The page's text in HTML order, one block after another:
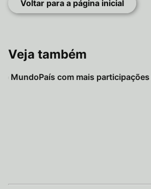
Voltar para a página inicial
Veja também
MundoPaís com mais